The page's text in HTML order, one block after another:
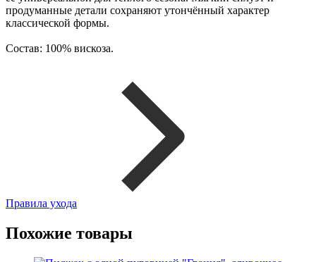
продуманные детали сохраняют утончённый характер
классической формы.
Состав: 100% вискоза.
Правила ухода
Похожие товары